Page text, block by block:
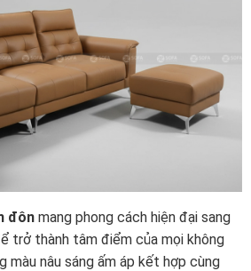
đôn mang phong cách hiện đại sang
trở thành tâm điểm của mọi không
màu nâu sáng ấm áp kết hợp cùng